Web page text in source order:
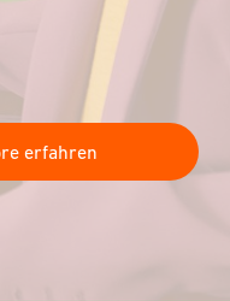
erfahren